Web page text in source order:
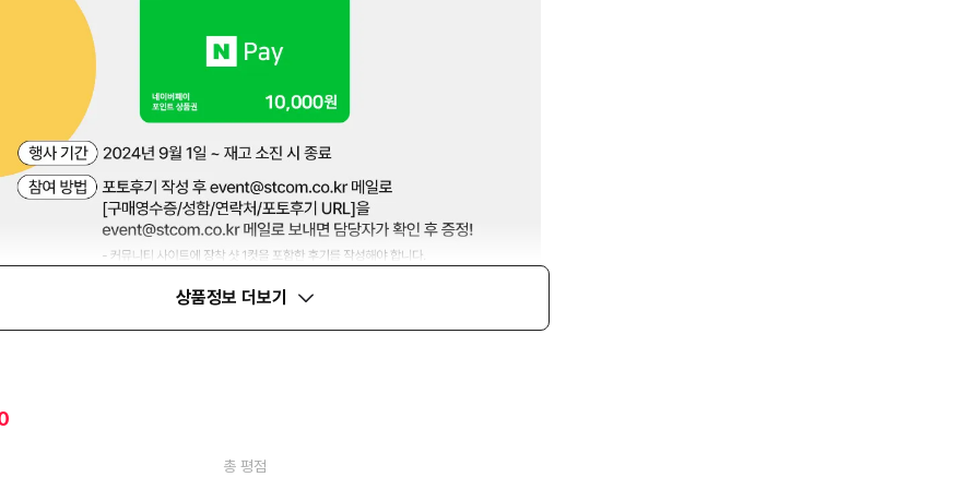
상품정보 더보기
총 평점